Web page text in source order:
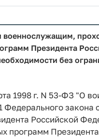
военнослужащим,
Президента
без
1998 г. N 53-ФЗ "О
Федерального закона
Российской
программ Президента